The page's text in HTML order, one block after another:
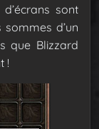
sont
d’un
que Blizzard
!